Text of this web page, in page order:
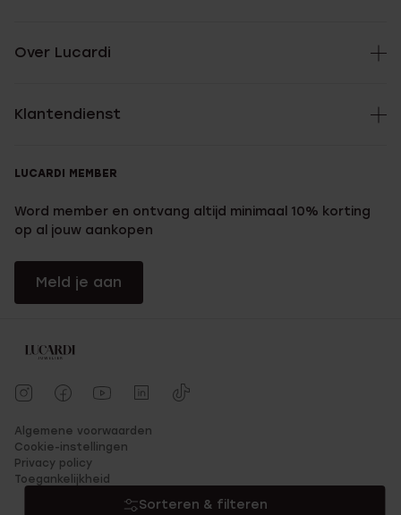
Sorteren & filteren
Over Lucardi
Klantendienst
LUCARDI MEMBER
Word member en ontvang altijd minimaal 10% korting
op al jouw aankopen
Meld je aan
Algemene voorwaarden
Cookie-instellingen
Privacy policy
Toegankelijkheid